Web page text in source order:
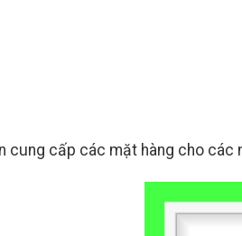
cung cấp các mặt hàng cho